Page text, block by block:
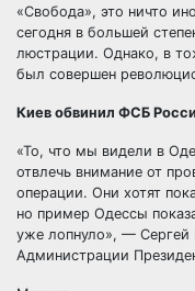
«Свобода», это ничто
сегодня в большей
люстрации. Однако, в
был совершен
Киев обвинил ФСБ
«То, что мы видели в
отвлечь внимание от
операции. Они хотят
но пример Одессы
уже лопнуло», — Сергей
Администрации